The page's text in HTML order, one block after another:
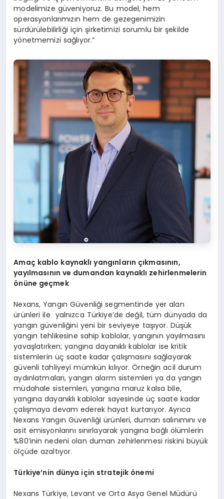
modelimize güveniyoruz. Bu model, hem
operasyonlarımızın hem de gezegenimizin
sürdürülebilirliği için şirketimizi sorumlu bir şekilde
yönetmemizi sağlıyor.”
Amaç kablo kaynaklı yangınların çıkmasının,
yayılmasının ve dumandan kaynaklı zehirlenmelerin
önüne geçmek
Nexans, Yangın Güvenliği segmentinde yer alan
ürünleri ile yalnızca Türkiye’de değil, tüm dünyada da
yangın güvenliğini yeni bir seviyeye taşıyor. Düşük
yangın tehlikesine sahip kablolar, yangının yayılmasını
yavaşlatırken; yangına dayanıklı kablolar ise kritik
sistemlerin üç saate kadar çalışmasını sağlayarak
güvenli tahliyeyi mümkün kılıyor. Örneğin acil durum
aydınlatmaları, yangın alarm sistemleri ya da yangın
müdahale sistemleri, yangına maruz kalsa bile,
yangına dayanıklı kablolar sayesinde üç saate kadar
çalışmaya devam ederek hayat kurtarıyor. Ayrıca
Nexans Yangın Güvenliği ürünleri, duman salınımını ve
asit emisyonlarını sınırlayarak yangına bağlı ölümlerin
%80’inin nedeni olan duman zehirlenmesi riskini büyük
ölçüde azaltıyor.
Türkiye’nin dünya için stratejik önemi
Nexans Türkiye, Levant ve Orta Asya Genel Müdürü